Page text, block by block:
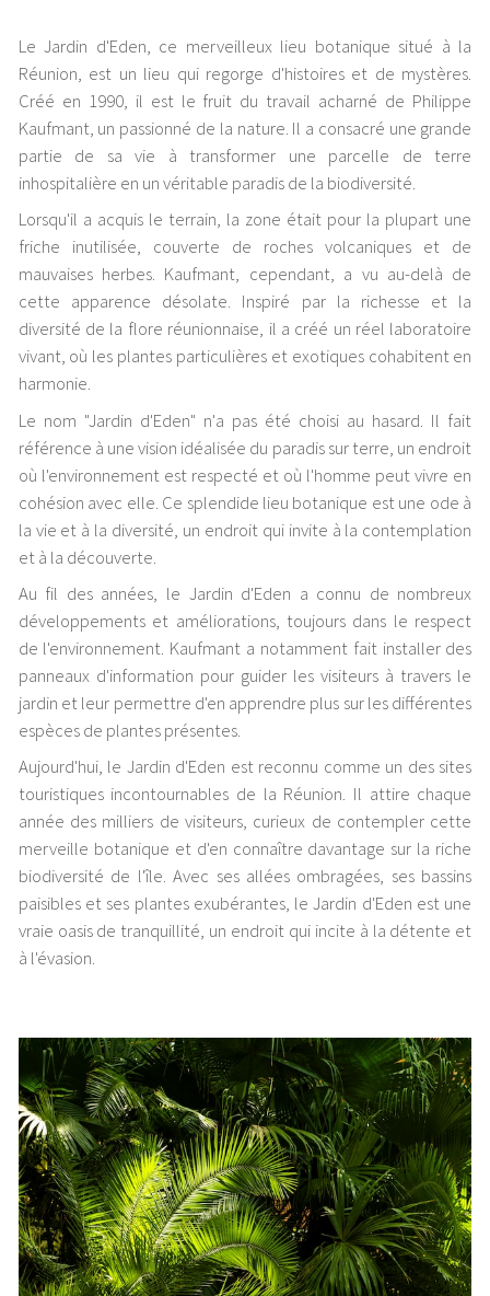
Le Jardin d'Eden, ce merveilleux lieu botanique situé à la
Réunion, est un lieu qui regorge d'histoires et de mystères.
Créé en 1990, il est le fruit du travail acharné de Philippe
Kaufmant, un passionné de la nature. Il a consacré une grande
partie de sa vie à transformer une parcelle de terre
inhospitalière en un véritable paradis de la biodiversité.
Lorsqu'il a acquis le terrain, la zone était pour la plupart une
friche inutilisée, couverte de roches volcaniques et de
mauvaises herbes. Kaufmant, cependant, a vu au-delà de
cette apparence désolate. Inspiré par la richesse et la
diversité de la flore réunionnaise, il a créé un réel laboratoire
vivant, où les plantes particulières et exotiques cohabitent en
harmonie.
Le nom "Jardin d'Eden" n'a pas été choisi au hasard. Il fait
référence à une vision idéalisée du paradis sur terre, un endroit
où l'environnement est respecté et où l'homme peut vivre en
cohésion avec elle. Ce splendide lieu botanique est une ode à
la vie et à la diversité, un endroit qui invite à la contemplation
et à la découverte.
Au fil des années, le Jardin d'Eden a connu de nombreux
développements et améliorations, toujours dans le respect
de l'environnement. Kaufmant a notamment fait installer des
panneaux d'information pour guider les visiteurs à travers le
jardin et leur permettre d'en apprendre plus sur les différentes
espèces de plantes présentes.
Aujourd'hui, le Jardin d'Eden est reconnu comme un des sites
touristiques incontournables de la Réunion. Il attire chaque
année des milliers de visiteurs, curieux de contempler cette
merveille botanique et d'en connaître davantage sur la riche
biodiversité de l'île. Avec ses allées ombragées, ses bassins
paisibles et ses plantes exubérantes, le Jardin d'Eden est une
vraie oasis de tranquillité, un endroit qui incite à la détente et
à l'évasion.